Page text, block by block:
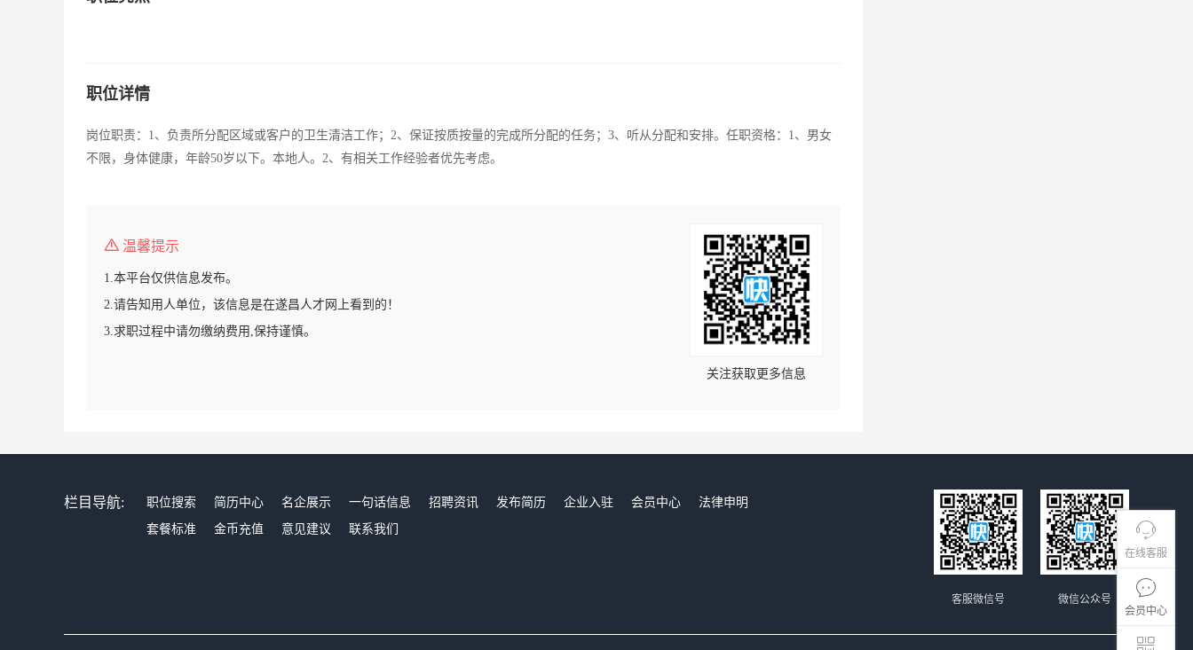
在线客服
会员中心
职位详情
岗位职责：1、负责所分配区域或客户的卫生清洁工作；2、保证按质按量的完成所分配的任务；3、听从分配和安排。任职资格：1、男女
不限，身体健康，年龄50岁以下。本地人。2、有相关工作经验者优先考虑。
温馨提示
1.本平台仅供信息发布。
2.请告知用人单位，该信息是在遂昌人才网上看到的！
3.求职过程中请勿缴纳费用,保持谨慎。
关注获取更多信息
栏目导航: 职位搜索 简历中心 名企展示 一句话信息 招聘资讯 发布简历 企业入驻 会员中心
法律申明
套餐标准
金币充值 意见建议 联系我们
微信公众号
客服微信号